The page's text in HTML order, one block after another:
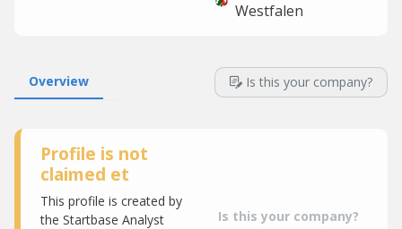
Westfalen
Overview Is this your company?
Profile is not
claimed et
This profile is created by
the Startbase Analyst
Is this your company?